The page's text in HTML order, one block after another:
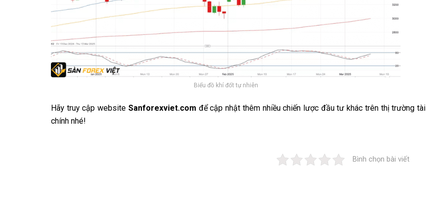
Biểu đồ khí đốt tự nhiên
Hãy truy cập website Sanforexviet.com để cập nhật thêm nhiềuchiến lượcđầu tư khác trên thị trường tài
chính nhé!
Bình chọn bài viết